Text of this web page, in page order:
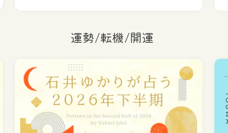
運勢/転機/開運